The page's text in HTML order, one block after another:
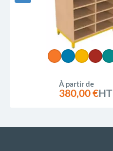
À partir de
380,00 €HT